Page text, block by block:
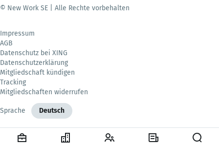
© New Work SE | Alle Rechte vorbehalten
Impressum
AGB
Datenschutz bei XING
Datenschutzerklärung
Mitgliedschaft kündigen
Tracking
Mitgliedschaften widerrufen
Sprache Deutsch